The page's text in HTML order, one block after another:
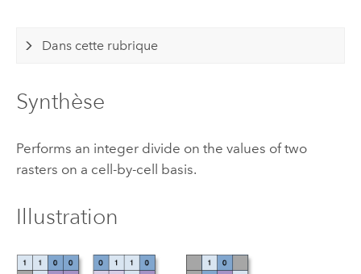
Dans cette rubrique
Synthèse
Performs an integer divide on the values of two
rasters on a cell-by-cell basis.
Illustration